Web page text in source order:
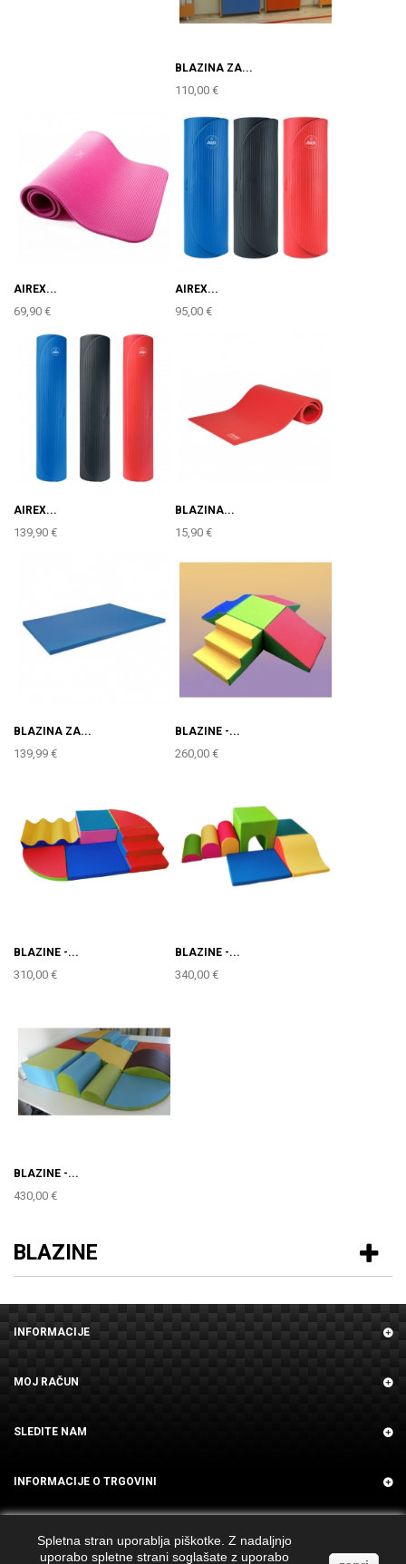
BLAZINA ZA...
110,00 €
AIREX...
69,90 €
AIREX...
95,00 €
AIREX...
139,90 €
BLAZINA...
15,90 €
BLAZINA ZA...
139,99 €
BLAZINE -...
260,00 €
BLAZINE -...
310,00 €
BLAZINE -...
340,00 €
BLAZINE -...
430,00 €
BLAZINE
INFORMACIJE
MOJ RAČUN
SLEDITE NAM
INFORMACIJE O TRGOVINI
Spletna stran uporablja piškotke. Z nadaljnjo
uporabo spletne strani soglašate z uporabo